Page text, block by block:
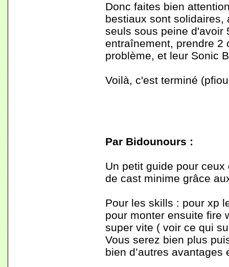
Donc faites bien
bestiaux sont solidaires,
seuls sous peine d'avoir
entraînement, prendre 2
problème, et leur Sonic
Voilà, c'est terminé
Par Bidounours :
Un petit guide pour
de cast minime grâce
Pour les skills : pour xp
pour monter ensuite fire
super vite ( voir ce qui
Vous serez bien plus
bien d’autres